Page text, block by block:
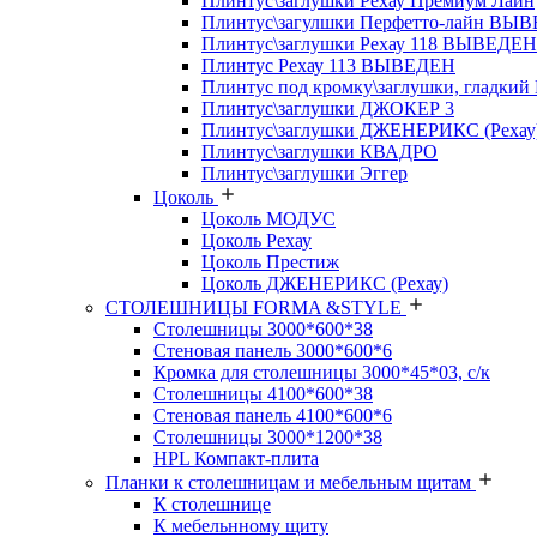
Плинтус\загулшки Перфетто-лайн
Плинтус\заглушки Рехау 118 ВЫВЕДЕН
Плинтус Рехау 113 ВЫВЕДЕН
Плинтус под кромку\заглушки, гладкий
Плинтус\заглушки ДЖОКЕР 3
Плинтус\заглушки ДЖЕНЕРИКС
Плинтус\заглушки КВАДРО
Плинтус\заглушки Эггер
Цоколь
Цоколь МОДУС
Цоколь Рехау
Цоколь Престиж
Цоколь ДЖЕНЕРИКС (Рехау)
СТОЛЕШНИЦЫ FORMA &STYLE
Столешницы 3000*600*38
Стеновая панель 3000*600*6
Кромка для столешницы 3000*45*03, с/к
Столешницы 4100*600*38
Стеновая панель 4100*600*6
Столешницы 3000*1200*38
HPL Компакт-плита
Планки к столешницам и мебельным щитам
К столешнице
К мебельнному щиту